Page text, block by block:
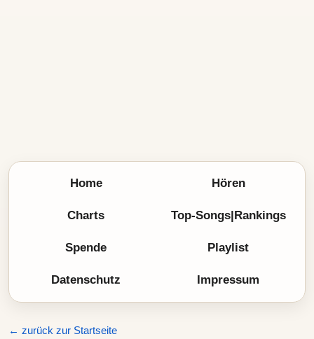
Home Hören
Charts Top-Songs|Rankings
Spende Playlist
Datenschutz Impressum
← zurück zur Startseite